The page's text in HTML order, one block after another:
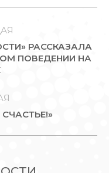
РАССКАЗАЛА
ПОВЕДЕНИИ НА